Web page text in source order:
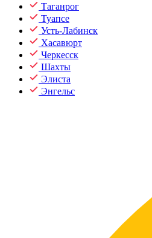
Таганрог
Туапсе
Усть-Лабинск
Хасавюрт
Черкесск
Шахты
Элиста
Энгельс